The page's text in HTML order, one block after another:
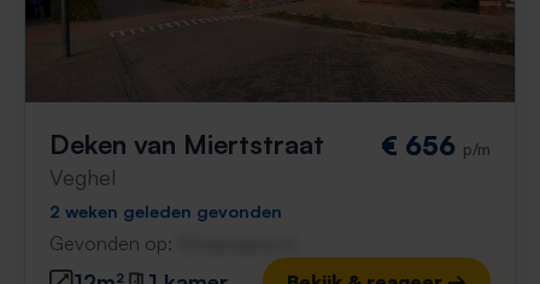
Deken van Miertstraat
Veghel
€ 656 p/m
2 weken geleden gevonden
Gevonden op: